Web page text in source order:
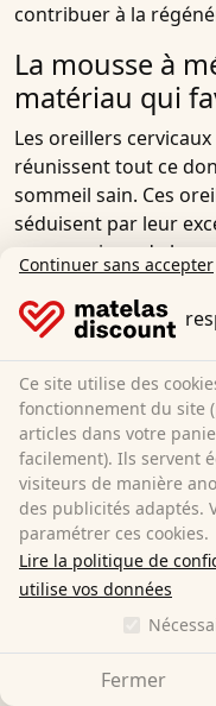
contribuer à la
La mousse à
matériau qui
Les oreillers
réunissent tout ce
sommeil sain. Ces
séduisent par leur
ergonomique de la
capacité inégalée à
chacun. Des
garnis de duvet ne
oreiller en mousse à
non seulement un
mais aussi un
nuque.
Qu'est-ce qui
mousse à
traditionnels ?
Un oreiller cervical en
s'adapte
oreillers en mousse
disponibles en
Continuer sans accepter
Ce site utilise des
fonctionnement du site
articles dans votre
facilement). Ils servent
visiteurs de manière
des publicités adaptés.
paramétrer ces cookies.
Lire la politique de
utilise vos données
Fermer